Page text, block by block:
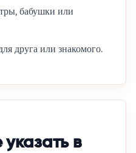
бабушки или
друга или знакомого.
в